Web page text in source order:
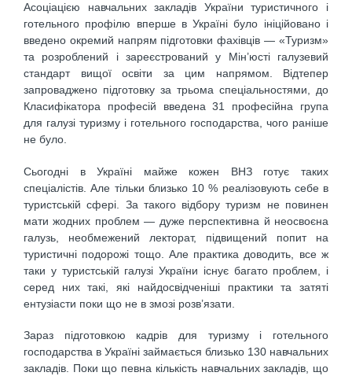
Асоціацією навчальних закладів України туристичного і
готельного профілю вперше в Україні було ініційовано і
введено окремий напрям підготовки фахівців — «Туризм»
та розроблений і зареєстрований у Мін’юсті галузевий
стандарт вищої освіти за цим напрямом. Відтепер
запроваджено підготовку за трьома спеціальностями, до
Класифікатора професій введена 31 професійна група
для галузі туризму і готельного господарства, чого раніше
не було.
Сьогодні в Україні майже кожен ВНЗ готує таких
спеціалістів. Але тільки близько 10 % реалізовують себе в
туристській сфері. За такого відбору туризм не повинен
мати жодних проблем — дуже перспективна й неосвоєна
галузь, необмежений лекторат, підвищений попит на
туристичні подорожі тощо. Але практика доводить, все ж
таки у туристській галузі України існує багато проблем, і
серед них такі, які найдосвідченіші практики та затяті
ентузіасти поки що не в змозі розв’язати.
Зараз підготовкою кадрів для туризму і готельного
господарства в Україні займається близько 130 навчальних
закладів. Поки що певна кількість навчальних закладів, що